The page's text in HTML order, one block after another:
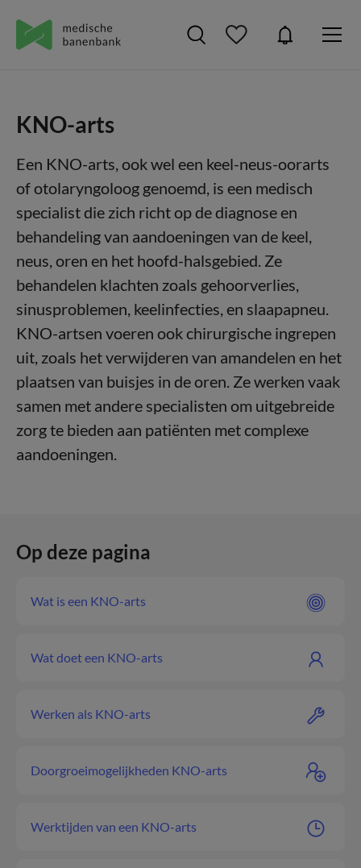
KNO-arts
Een KNO-arts, ook wel een keel-neus-oorarts
of otolaryngoloog genoemd, is een medisch
specialist die zich richt op de diagnose en
behandeling van aandoeningen van de keel,
neus, oren en het hoofd-halsgebied. Ze
behandelen klachten zoals gehoorverlies,
sinusproblemen, keelinfecties, en slaapapneu.
KNO-artsen voeren ook chirurgische ingrepen
uit, zoals het verwijderen van amandelen en het
plaatsen van buisjes in de oren. Ze werken vaak
samen met andere specialisten om uitgebreide
zorg te bieden aan patiënten met complexe
aandoeningen.
Op deze pagina
Wat is een KNO-arts
Wat doet een KNO-arts
Werken als KNO-arts
Doorgroeimogelijkheden KNO-arts
Werktijden van een KNO-arts